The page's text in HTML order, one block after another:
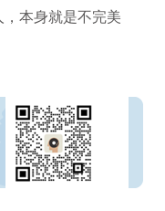
本身就是不完美